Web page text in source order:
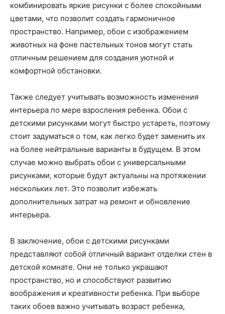
комбинировать яркие рисунки с более спокойными
цветами, что позволит создать гармоничное
пространство. Например, обои с изображением
животных на фоне пастельных тонов могут стать
отличным решением для создания уютной и
комфортной обстановки.
Также следует учитывать возможность изменения
интерьера по мере взросления ребенка. Обои с
детскими рисунками могут быстро устареть, поэтому
стоит задуматься о том, как легко будет заменить их
на более нейтральные варианты в будущем. В этом
случае можно выбрать обои с универсальными
рисунками, которые будут актуальны на протяжении
нескольких лет. Это позволит избежать
дополнительных затрат на ремонт и обновление
интерьера.
В заключение, обои с детскими рисунками
представляют собой отличный вариант отделки стен в
детской комнате. Они не только украшают
пространство, но и способствуют развитию
воображения и креативности ребенка. При выборе
таких обоев важно учитывать возраст ребенка,